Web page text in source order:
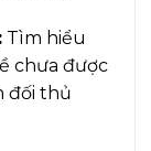
Tìm hiểu
chưa được
đối thủ